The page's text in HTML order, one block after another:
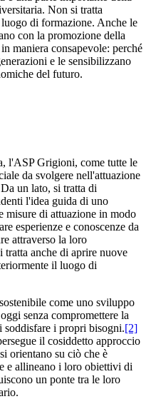
Non si tratta
di formazione. Anche le
con la promozione della
maniera consapevole: perché
e le sensibilizzano
del futuro.
l'ASP Grigioni, come tutte le
da svolgere nell'attuazione
un lato, si tratta di
l'idea guida di uno
misure di attuazione in modo
esperienze e conoscenze da
attraverso la loro
tratta anche di aprire nuove
il luogo di
come uno sviluppo
senza compromettere la
soddisfare i propri bisogni.[2]
il cosiddetto approccio
orientano su ciò che è
e allineano i loro obiettivi di
un ponte tra le loro